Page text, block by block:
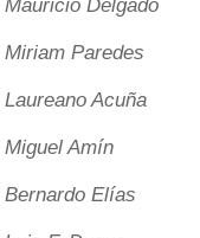
Mauricio Delgado
Miriam Paredes
Laureano Acuña
Miguel Amín
Bernardo Elías